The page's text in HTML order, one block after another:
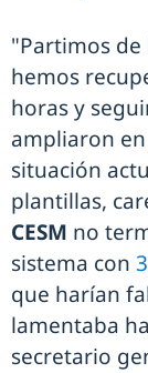
"Partimos de
hemos
horas y
ampliaron
situación
plantillas,
CESM no
sistema con
que harían
lamentaba
secretario